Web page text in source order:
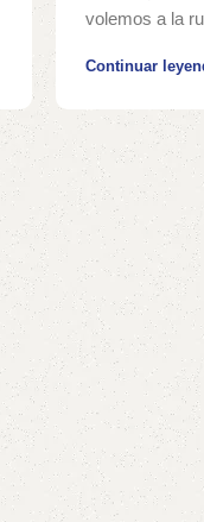
volemos a la
Continuar